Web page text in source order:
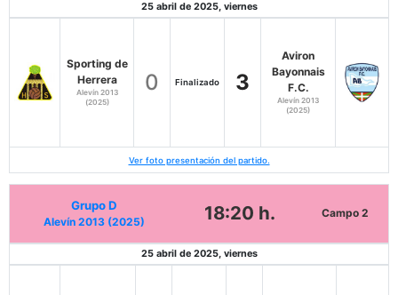
25 abril de 2025, viernes
Sporting de
Herrera
Alevín 2013
(2025)
0 Finalizado 3
Aviron
Bayonnais
F.C.
Alevín 2013
(2025)
Ver foto presentación del partido.
Grupo D
Alevín 2013 (2025) 18:20 h. Campo 2
25 abril de 2025, viernes